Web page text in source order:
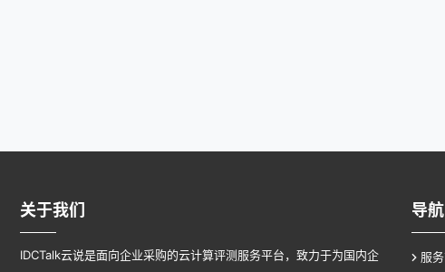
关于我们
IDCTalk云说是面向企业采购的云计算评测服务平台，致力于为国内企
导航
服